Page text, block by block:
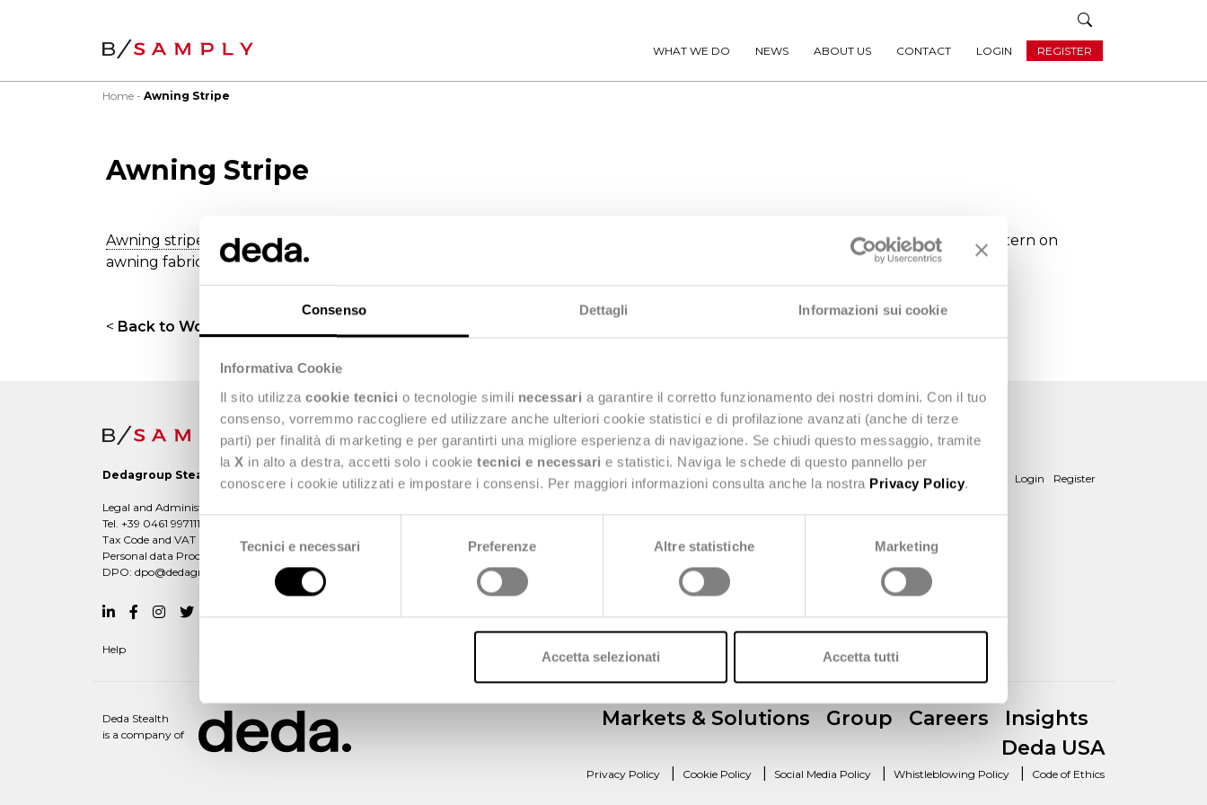
Consenso Dettagli Informazioni sui cookie
Informativa Cookie
Il sito utilizza cookie tecnici o tecnologie simili necessari a garantire il corretto funzionamento dei nostri domini. Con il tuo
consenso, vorremmo raccogliere ed utilizzare anche ulteriori cookie statistici e di profilazione avanzati (anche di terze
parti) per finalità di marketing e per garantirti una migliore esperienza di navigazione. Se chiudi questo messaggio, tramite
la X in alto a destra, accetti solo i cookie tecnici e necessari e statistici. Naviga le schede di questo pannello per
conoscere i cookie utilizzati e impostare i consensi. Per maggiori informazioni consulta anche la nostra Privacy Policy.
Selezione
consenso
Tecnici e necessari Preferenze Altre statistiche Marketing
Accetta selezionati Accetta tutti
WHAT WE DO NEWS ABOUT US CONTACT LOGIN REGISTER
Home Awning Stripe
Awning Stripe
Awning stripe
is a pattern of relatively wide, even, usually vertical stripes of solid color on a lighter ground. Resembles the pattern on
awning fabrics.
< Back to Wordbook
Dedagroup Stealth s.p.a.
Legal and Administrative office: Viale Fulvio Testi, 280/6 - 20126 Milan
Tel. +39 0461 997111 -
Tax Code and VAT Number: 02042940508
Personal data Processing:
dataprivacy@dedagroup.it
DPO: dpo@dedagroup.it
Help
What we do News About us Contact Login Register
Deda Stealth
is a company of
Markets & Solutions Group Careers
Insights
Deda USA
Privacy Policy Cookie Policy Social Media Policy Whistleblowing Policy Code of Ethics